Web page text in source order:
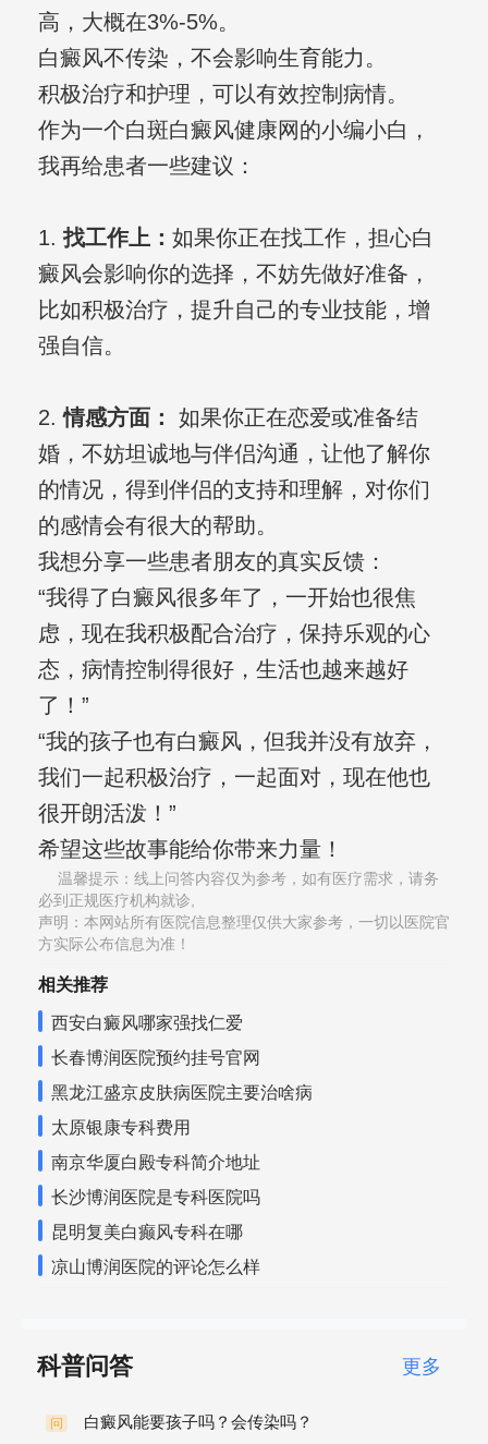
高，大概在3%-5%。
白癜风不传染，不会影响生育能力。
积极治疗和护理，可以有效控制病情。
作为一个白斑白癜风健康网的小编小白，
我再给患者一些建议：
1. 找工作上： 如果你正在找工作，担心白
癜风会影响你的选择，不妨先做好准备，
比如积极治疗，提升自己的专业技能，增
强自信。
2.情感方面：
如果你正在恋爱或准备结
婚，不妨坦诚地与伴侣沟通，让他了解你
的情况，得到伴侣的支持和理解，对你们
的感情会有很大的帮助。
我想分享一些患者朋友的真实反馈：
“我得了白癜风很多年了，一开始也很焦
虑，现在我积极配合治疗，保持乐观的心
态，病情控制得很好，生活也越来越好
了！”
“我的孩子也有白癜风，但我并没有放弃，
我们一起积极治疗，一起面对，现在他也
很开朗活泼！”
希望这些故事能给你带来力量！
温馨提示：线上问答内容仅为参考，如有医疗需求，请务
必到正规医疗机构就诊,
声明：本网站所有医院信息整理仅供大家参考，一切以医院官
方实际公布信息为准！
相关推荐
西安白癜风哪家强找仁爱
长春博润医院预约挂号官网
黑龙江盛京皮肤病医院主要治啥病
太原银康专科费用
南京华厦白殿专科简介地址
长沙博润医院是专科医院吗
昆明复美白癫风专科在哪
凉山博润医院的评论怎么样
科普问答 更多
问 白癜风能要孩子吗？会传染吗？